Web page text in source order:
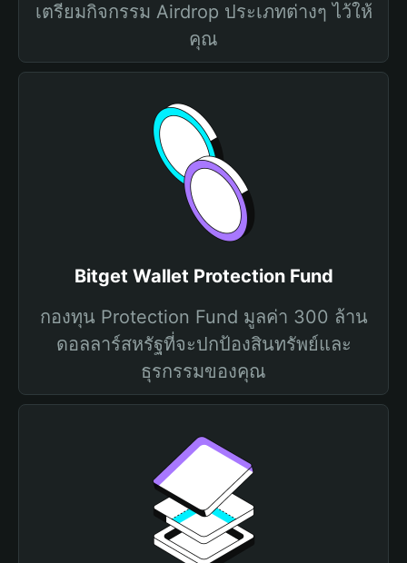
เตรียมกิจกรรม Airdrop ประเภทต่างๆ ไว้ให้
คุณ
Bitget Wallet Protection Fund
กองทุน Protection Fund มูลค่า 300 ล้าน
ดอลลาร์สหรัฐที่จะปกป้องสินทรัพย์และ
ธุรกรรมของคุณ